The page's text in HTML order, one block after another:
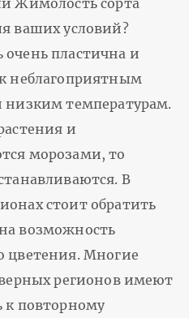
ваших условий?
пластична и
неблагоприятным
низким температурам.
и
морозами, то
В
стоит обратить
возможность
цветения. Многие
регионов имеют
к повторному